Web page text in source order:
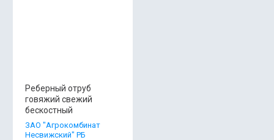
Реберный отруб
говяжий свежий
бескостный
ЗАО "Агрокомбинат
Несвижский" РБ